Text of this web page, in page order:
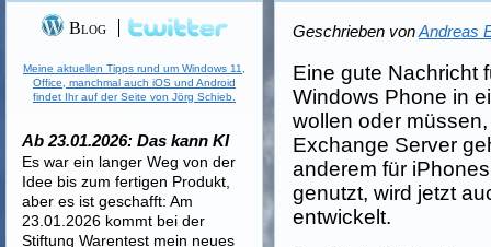
Geschrieben vonAndreas
Eine gute Nachricht
Windows Phone in
wollen oder
Exchange Server
anderem für
genutzt, wird jetzt
entwickelt.
Blog
Meine aktuellen Tipps rund um Windows 11,
Office, manchmal auch iOS und Android
findet Ihr auf der Seite von Jörg Schieb.
Ab 23.01.2026: Das kann KI
Es war ein langer Weg von der
Idee bis zum fertigen Produkt,
aber es ist geschafft: Am
23.01.2026 kommt bei der
Stiftung Warentest mein neues